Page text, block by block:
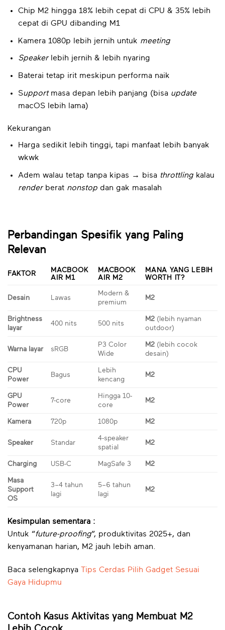
Chip M2 hingga 18% lebih cepat di CPU & 35% lebih
cepat di GPU dibanding M1
Kamera 1080p lebih jernih untuk meeting
Speakerlebih jernih & lebih nyaring
Baterai tetap irit meskipun performa naik
Supportmasa depan lebih panjang (bisa update
macOS lebih lama)
Kekurangan
Harga sedikit lebih tinggi, tapi manfaat lebih banyak
wkwk
Adem walau tetap tanpa kipas → bisa throttlingkalau
renderberat nonstop dan gak masalah
Perbandingan Spesifik yang Paling
Relevan
FAKTOR
MACBOOK
AIR M1
MACBOOK
AIR M2
MANA YANG LEBIH
WORTH IT?
Desain Lawas
Modern &
premium
M2
Brightness
layar
400 nits 500 nits
M2 (lebih nyaman
outdoor)
Warna layar sRGB
P3 Color
Wide
M2 (lebih cocok
desain)
CPU
Power
Bagus
Lebih
kencang
M2
GPU
Power
7-core
Hingga 10-
core
M2
Kamera 720p 1080p M2
Speaker Standar
4-speaker
spatial
M2
Charging USB-C MagSafe 3 M2
Masa
Support
OS
3–4 tahun
lagi
5–6 tahun
lagi
M2
Kesimpulan sementara :
Untuk “future-proofing”, produktivitas 2025+, dan
kenyamanan harian, M2 jauh lebih aman.
Baca selengkapnya Tips Cerdas Pilih Gadget Sesuai
Gaya Hidupmu
Contoh Kasus Aktivitas yang Membuat M2